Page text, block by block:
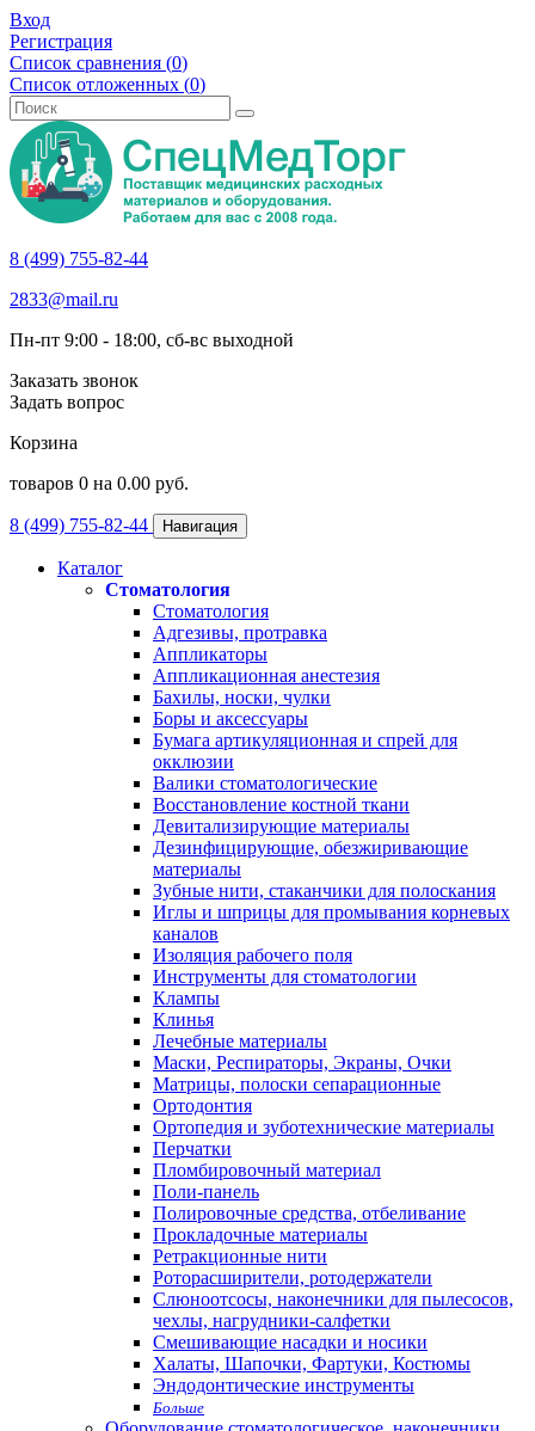
Вход
Регистрация
Список сравнения (0)
Список отложенных (0)
8 (499) 755-82-44
2833@mail.ru
Пн-пт 9:00 - 18:00, сб-вс выходной
Заказать звонок
Задать вопрос
Корзина
товаров 0 на 0.00 руб.
8 (499) 755-82-44 Навигация
Каталог
Стоматология
Стоматология
Адгезивы, протравка
Аппликаторы
Аппликационная анестезия
Бахилы, носки, чулки
Боры и аксессуары
Бумага артикуляционная и спрей для
окклюзии
Валики стоматологические
Восстановление костной ткани
Девитализирующие материалы
Дезинфицирующие, обезжиривающие
материалы
Зубные нити, стаканчики для полоскания
Иглы и шприцы для промывания корневых
каналов
Изоляция рабочего поля
Инструменты для стоматологии
Клампы
Клинья
Лечебные материалы
Маски, Респираторы, Экраны, Очки
Матрицы, полоски сепарационные
Ортодонтия
Ортопедия и зуботехнические материалы
Перчатки
Пломбировочный материал
Поли-панель
Полировочные средства, отбеливание
Прокладочные материалы
Ретракционные нити
Роторасширители, ротодержатели
Слюноотсосы, наконечники для пылесосов,
чехлы, нагрудники-салфетки
Смешивающие насадки и носики
Халаты, Шапочки, Фартуки, Костюмы
Эндодонтические инструменты
Больше